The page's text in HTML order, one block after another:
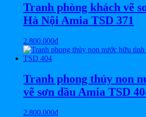
Tranh phòng khách vẽ
Hà Nội Amia TSD 371
2.800.000₫
Tranh phong thủy non
vẽ sơn dầu Amia TSD
2.800.000₫